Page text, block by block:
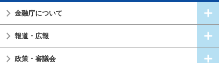
金融庁について
報道・広報
政策・審議会